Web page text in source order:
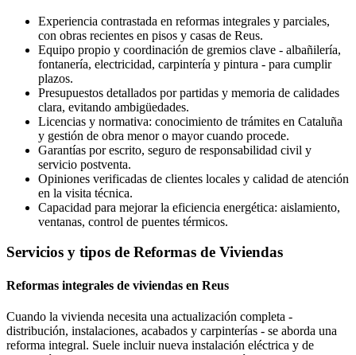
Experiencia contrastada en reformas integrales y parciales,
con obras recientes en pisos y casas de Reus.
Equipo propio y coordinación de gremios clave - albañilería,
fontanería, electricidad, carpintería y pintura - para cumplir
plazos.
Presupuestos detallados por partidas y memoria de calidades
clara, evitando ambigüedades.
Licencias y normativa: conocimiento de trámites en Cataluña
y gestión de obra menor o mayor cuando procede.
Garantías por escrito, seguro de responsabilidad civil y
servicio postventa.
Opiniones verificadas de clientes locales y calidad de atención
en la visita técnica.
Capacidad para mejorar la eficiencia energética: aislamiento,
ventanas, control de puentes térmicos.
Servicios y tipos de Reformas de Viviendas
Reformas integrales de viviendas en Reus
Cuando la vivienda necesita una actualización completa -
distribución, instalaciones, acabados y carpinterías - se aborda una
reforma integral. Suele incluir nueva instalación eléctrica y de